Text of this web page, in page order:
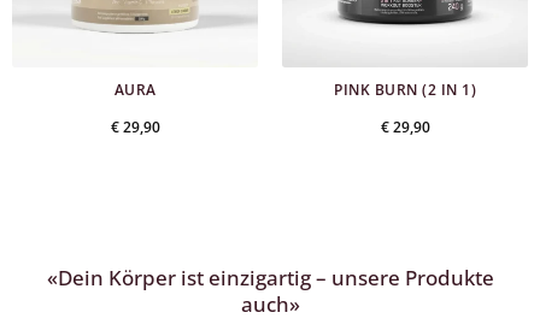
AURA
€29,90
PINK BURN (2 IN 1)
€29,90
«Dein Körper ist einzigartig – unsere Produkte
auch»